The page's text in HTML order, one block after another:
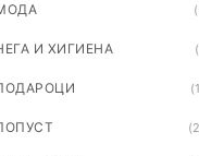
И ХИГИЕНА